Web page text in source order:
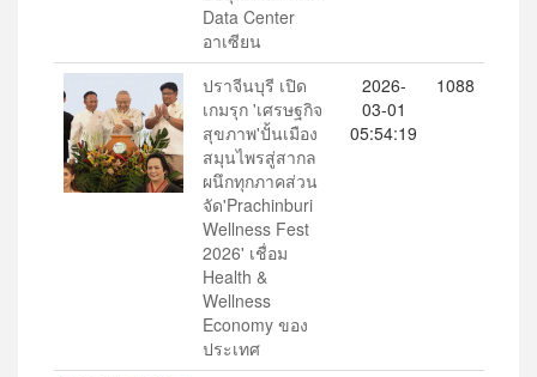
Data Center
อาเซียน
ปราจีนบุรี เปิด
เกมรุก 'เศรษฐกิจ
สุขภาพ'ปั้นเมือง
สมุนไพรสู่สากล
ผนึกทุกภาคส่วน
จัด'Prachinburi
Wellness Fest
2026' เชื่อม
Health &
Wellness
Economy ของ
ประเทศ
2026-
03-01
05:54:19
1088